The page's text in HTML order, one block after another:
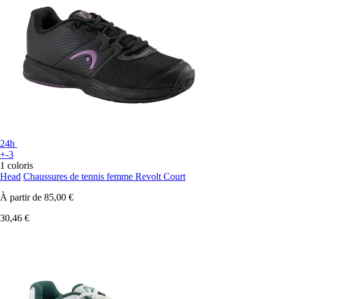
24h
+-3
1 coloris
Head Chaussures de tennis femme Revolt Court
À partir de 85,00 €
30,46 €